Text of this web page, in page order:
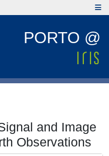
PORTO @
and Image
Observations